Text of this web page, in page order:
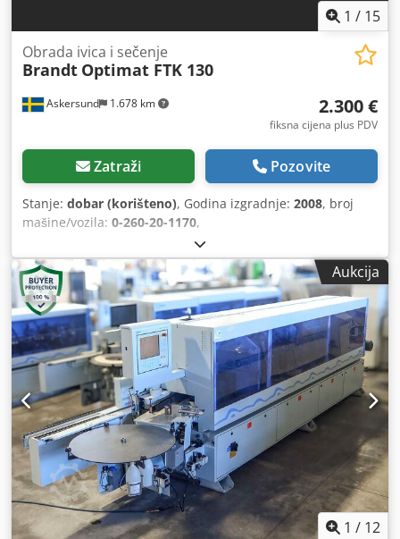
1 / 15
Askersund 1.678 km
Obrada ivica i sečenje
Brandt Optimat FTK 130
2.300 €
fiksna cijena plus PDV
Zatraži Pozovite
Stanje: dobar (korišteno), Godina izgradnje: 2008, broj
mašine/vozila: 0-260-20-1170,
Aukcija
1 / 12